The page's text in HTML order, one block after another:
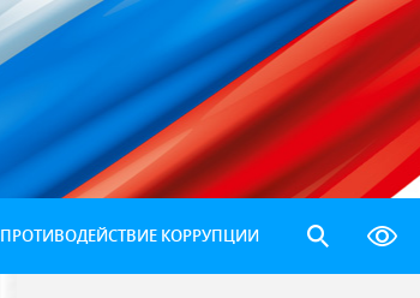
ПРОТИВОДЕЙСТВИЕ КОРРУПЦИИ